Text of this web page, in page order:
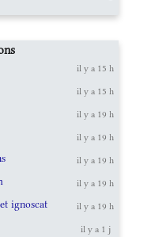
il y a 15 h
il y a 15 h
il y a 19 h
il y a 19 h
il y a 19 h
il y a 19 h
ignoscat il y a 19 h
il y a 1 j